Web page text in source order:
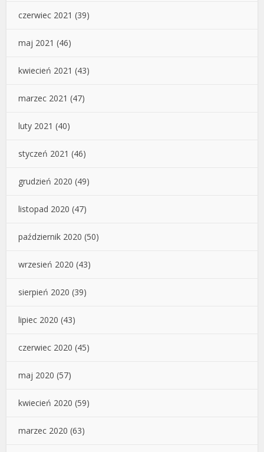
czerwiec 2021 (39)
maj 2021 (46)
kwiecień 2021 (43)
marzec 2021 (47)
luty 2021 (40)
styczeń 2021 (46)
grudzień 2020 (49)
listopad 2020 (47)
październik 2020 (50)
wrzesień 2020 (43)
sierpień 2020 (39)
lipiec 2020 (43)
czerwiec 2020 (45)
maj 2020 (57)
kwiecień 2020 (59)
marzec 2020 (63)